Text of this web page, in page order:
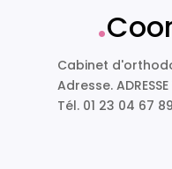
.
Cabinet
Adresse. ADRESSE
Tél. 01 23 04 67 89